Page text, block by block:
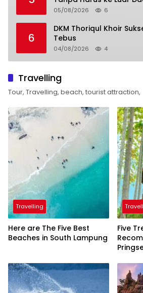
05/08/2026 6
6
DKM Thoriqul Khoir
Tebus
04/08/2026 4
Travelling
Tour, Travelling, beach, tourist attraction,
Travelling
Here are The Five Best
Beaches in South Lampung
Five